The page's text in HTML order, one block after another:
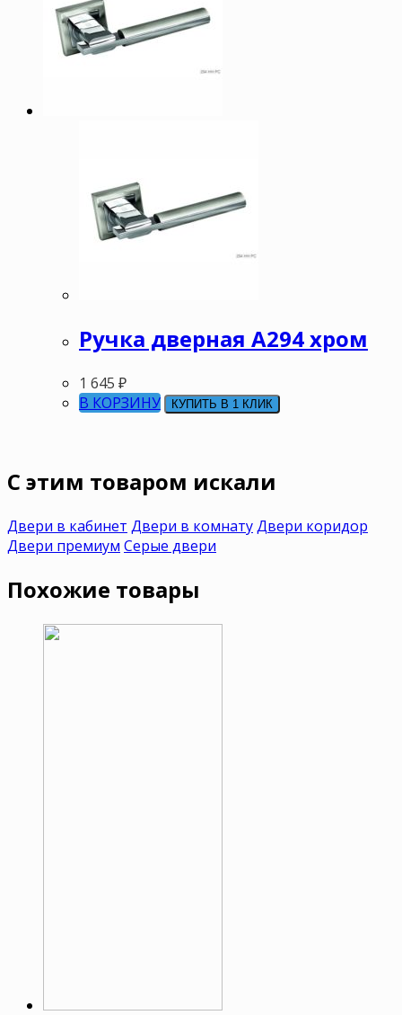
Ручка дверная А294 хром
1 645 ₽
В КОРЗИНУ
КУПИТЬ В 1 КЛИК
C этим товаром искали
Двери в кабинет Двери в комнатуДвери коридор
Двери премиум Серые двери
Похожие товары